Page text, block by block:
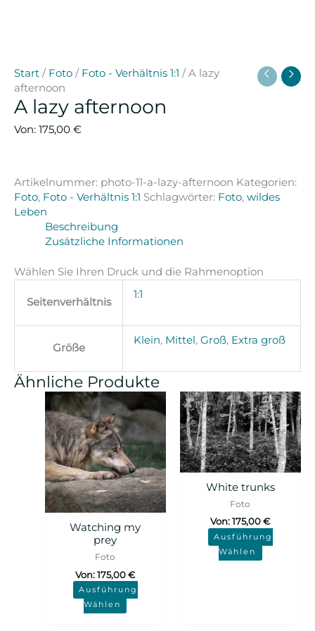
Start / Foto / Foto - Verhältnis 1:1 / A lazy
afternoon
A lazy afternoon
Von: 175,00 €
Artikelnummer: photo-11-a-lazy-afternoon Kategorien:
Foto, Foto - Verhältnis 1:1 Schlagwörter: Foto, wildes
Leben
Beschreibung
Zusätzliche Informationen
Wählen Sie Ihren Druck und die Rahmenoption
Seitenverhältnis
1:1
Größe
Klein, Mittel , Groß, Extra groß
Ähnliche Produkte
Watching my
prey
Foto
Von:175,00€
Ausführung
Wählen
White trunks
Foto
Von:175,00€
Ausführung
Wählen